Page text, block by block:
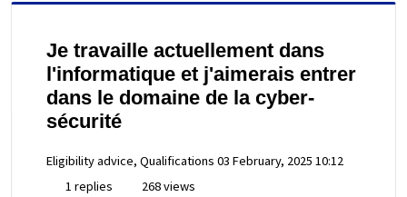
Je travaille actuellement dans
l'informatique et j'aimerais entrer
dans le domaine de la cyber-
sécurité
Eligibility advice, Qualifications 03 February, 2025 10:12
1 replies
268 views